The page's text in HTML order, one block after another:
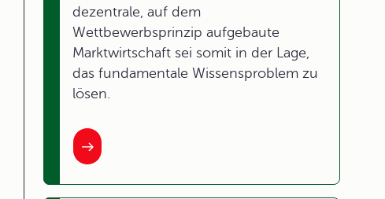
dezentrale, auf dem
Wettbewerbsprinzip aufgebaute
Marktwirtschaft sei somit in der Lage,
das fundamentale Wissensproblem zu
lösen.